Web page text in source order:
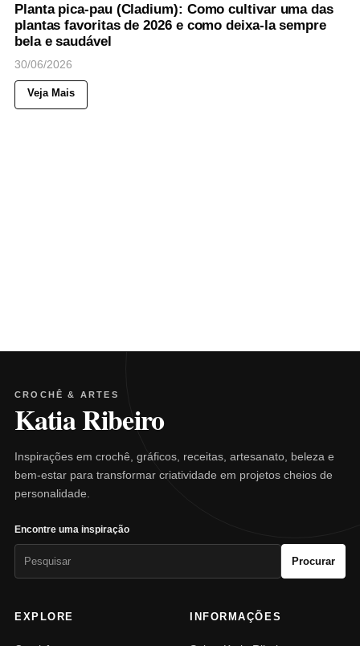
Planta pica-pau (Cladium): Como cultivar uma das
plantas favoritas de 2026 e como deixa-la sempre
bela e saudável
30/06/2026
Veja Mais
CROCHÊ & ARTES
Katia Ribeiro
Inspirações em crochê, gráficos, receitas, artesanato, beleza e
bem-estar para transformar criatividade em projetos cheios de
personalidade.
Encontre uma inspiração
Procurar
EXPLORE INFORMAÇÕES